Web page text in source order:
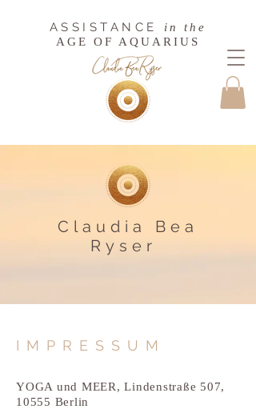
ASSISTANCE
in the
AGE OF AQUARIUS
Claudia Bea
Ryser
IMPRESSUM
YOGA und MEER, Lindenstraße 507,
10555 Berlin